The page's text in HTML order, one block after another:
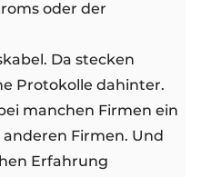
oder der
Da stecken
Protokolle dahinter.
manchen Firmen ein
anderen Firmen. Und
Erfahrung